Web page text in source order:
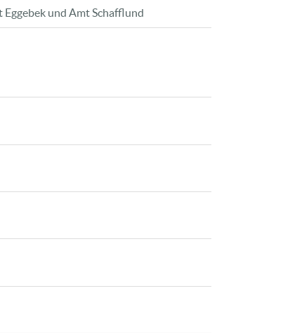
und Amt Schafflund